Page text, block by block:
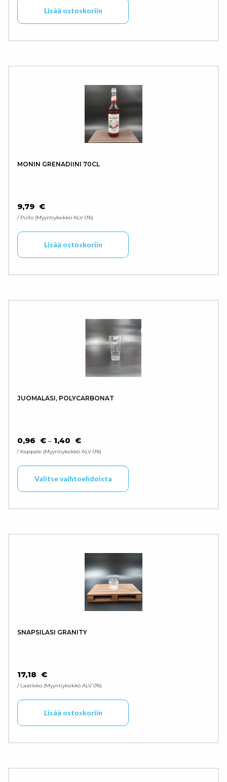
Lisää ostoskoriin
MONIN GRENADIINI 70CL
9,79 €
/ Pullo Myyntiyksikkö ALV 0%
Lisää ostoskoriin
JUOMALASI, POLYCARBONAT
0,96 € – 1,40 €HINTALUOKKA: 0,96 € - 1,40 €
/ Kappale Myyntiyksikkö ALV 0%
Valitse vaihtoehdoista
SNAPSILASI GRANITY
17,18 €
/ Laatikko Myyntiyksikkö ALV 0%
Lisää ostoskoriin